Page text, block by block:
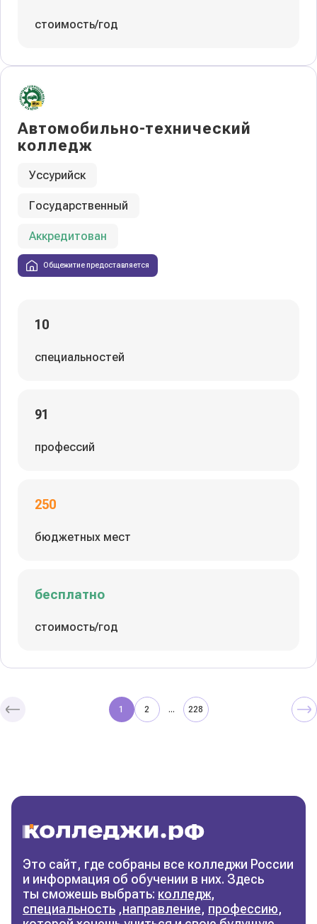
стоимость/год
Автомобильно-технический
колледж
Уссурийск
Государственный
Аккредитован
Общежитие предоставляется
10
специальностей
91
профессий
250
бюджетных мест
бесплатно
стоимость/год
колледж
Фильтры
Сбросить фильтры
1 2 ... 228
Это сайт, где собраны все колледжи России
и информация об обучении в них. Здесь
ты сможешь выбрать: колледж,
специальность ,направление, профессию,